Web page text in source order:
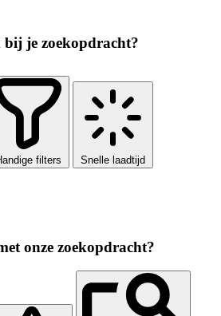
bij je zoekopdracht?
filters Snelle laadtijd
onze zoekopdracht?